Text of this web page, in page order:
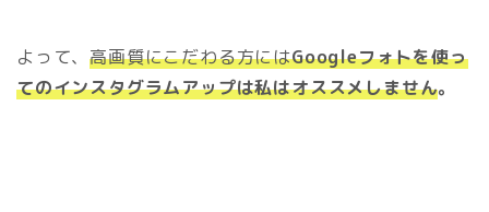
よって、高画質にこだわる方にはGoogleフォトを使っ
てのインスタグラムアップは私はオススメしません。